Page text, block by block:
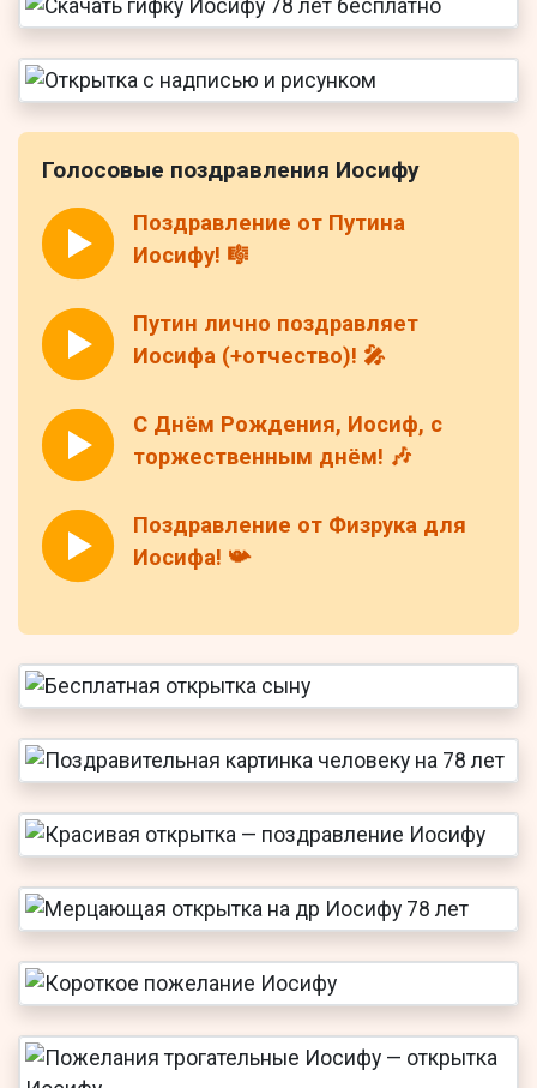
Голосовые поздравления Иосифу
Поздравление от Путина
Иосифу! 🎼
Путин лично поздравляет
Иосифа (+отчество)! 🎤
С Днём Рождения, Иосиф, с
торжественным днём! 🎶
Поздравление от Физрука для
Иосифа! 📯